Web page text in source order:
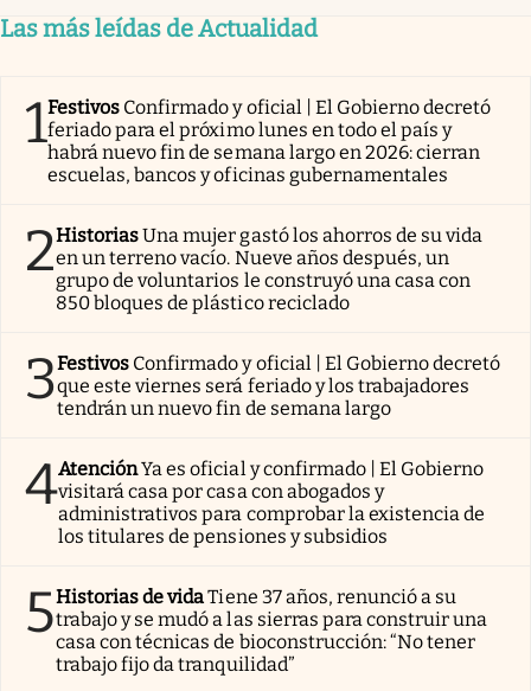
Las más leídas de Actualidad
1Festivos Confirmado y oficial | El Gobierno decretó
feriado para el próximo lunes en todo el país y
habrá nuevo fin de semana largo en 2026: cierran
escuelas, bancos y oficinas gubernamentales
2HistoriasUna mujer gastó los ahorros de su vida
en un terreno vacío. Nueve años después, un
grupo de voluntarios le construyó una casa con
850 bloques de plástico reciclado
3Festivos Confirmado y oficial | El Gobierno decretó
que este viernes será feriado y los trabajadores
tendrán un nuevo fin de semana largo
4AtenciónYa es oficial y confirmado | El Gobierno
visitará casa por casa con abogados y
administrativos para comprobar la existencia de
los titulares de pensiones y subsidios
5Historias de vidaTiene 37 años, renunció a su
trabajo y se mudó a las sierras para construir una
casa con técnicas de bioconstrucción: “No tener
trabajo fijo da tranquilidad”